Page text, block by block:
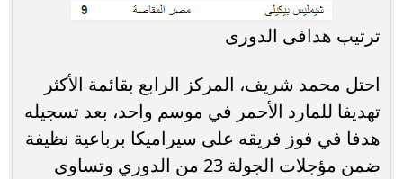
ترتيب هدافى الدورى
احتل محمد شريف، المركز الرابع بقائمة الأكثر
تهديفا للمارد الأحمر في موسم واحد، بعد تسجيله
هدفا في فوز فريقه على سيراميكا برباعية نظيفة
ضمن مؤجلات الجولة 23 من الدوري وتساوى